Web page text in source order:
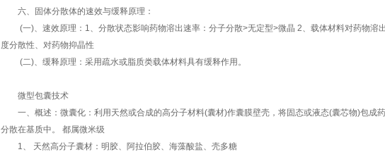
六、固体分散体的速效与缓释原理：
(一)、速效原理：1、分散状态影响药物溶出速率：分子分散>无定型>微晶 2、载体材料对药物溶
度分散性、对药物抑晶性
(二)、缓释原理：采用疏水或脂质类载体材料具有缓释作用。
微型包囊技术
一、概述：微囊化：利用天然或合成的高分子材料(囊材)作囊膜壁壳，将固态或液态(囊芯物)包成
分散在基质中。 都属微米级
1、 天然高分子囊材：明胶、阿拉伯胶、海藻酸盐、壳多糖